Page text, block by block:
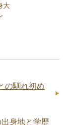
大
の馴れ初め
身地と学歴